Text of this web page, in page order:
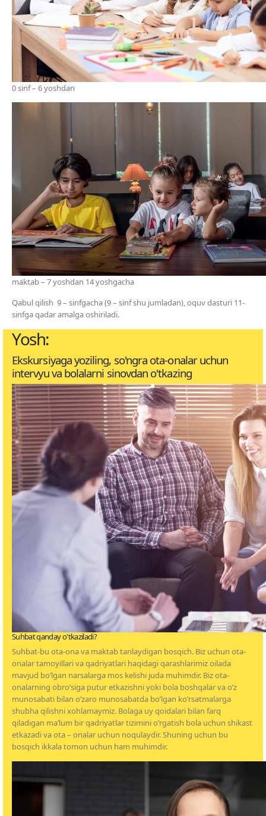
0 sinf – 6 yoshdan
maktab – 7 yoshdan 14 yoshgacha
Qabul qilish 9 – sinfgacha (9 – sinf shu jumladan), oquv dasturi 11-
sinfga qadar amalga oshiriladi.
Yosh:
Ekskursiyaga yoziling, so'ngra ota-onalar uchun
intervyu va bolalarni sinovdan o'tkazing
Suhbat qanday o'tkaziladi?
Suhbat-bu ota-ona va maktab tanlaydigan bosqich. Biz uchun ota-
onalar tamoyillari va qadriyatlari haqidagi qarashlarimiz oilada
mavjud bo’lgan narsalarga mos kelishi juda muhimdir. Biz ota-
onalarning obro’siga putur etkazishni yoki bola boshqalar va o’z
munosabati bilan o’zaro munosabatda bo’lgan ko’rsatmalarga
shubha qilishni xohlamaymiz. Bolaga uy qoidalari bilan farq
qiladigan ma’lum bir qadriyatlar tizimini o’rgatish bola uchun shikast
etkazadi va ota – onalar uchun noqulaydir. Shuning uchun bu
bosqich ikkala tomon uchun ham muhimdir.